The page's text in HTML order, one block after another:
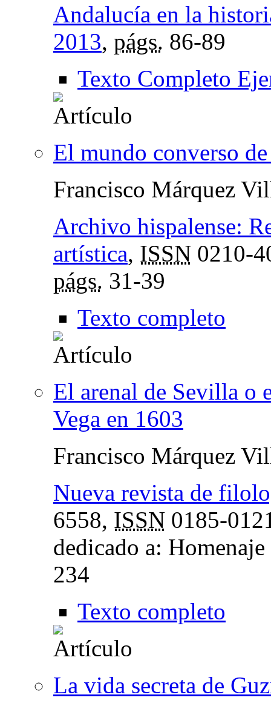
Andalucía en la
2013, págs. 86-89
Texto Completo
El mundo converso
Francisco Márquez
Archivo hispalense:
artística, ISSN 0210-
págs. 31-39
Texto completo
El arenal de Sevilla o
Vega en 1603
Francisco Márquez
Nueva revista de
6558, ISSN 0185-
dedicado a:
234
Texto completo
La vida secreta de